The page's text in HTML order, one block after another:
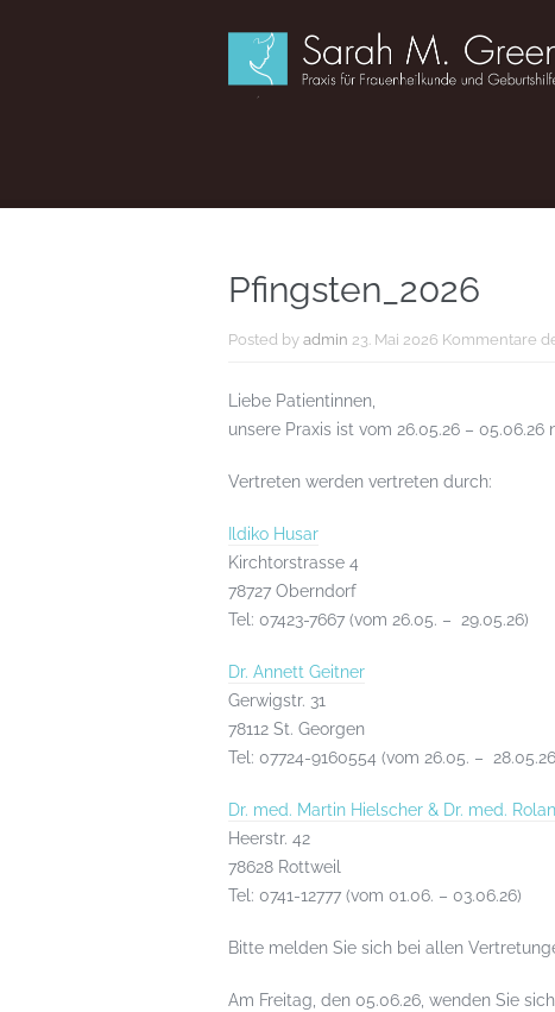
Pfingsten_2026
Posted by admin 23. Mai 2026 Kommentare
Liebe Patientinnen,
unsere Praxis ist vom 26.05.26 – 05.06.26
Vertreten werden vertreten durch:
Ildiko Husar
Kirchtorstrasse 4
78727 Oberndorf
Tel: 07423-7667 (vom 26.05. – 29.05.26)
Dr. Annett Geitner
Gerwigstr. 31
78112 St. Georgen
Tel: 07724-9160554 (vom 26.05. –
Dr. med. Martin Hielscher & Dr. med.
Heerstr. 42
78628 Rottweil
Tel: 0741-12777 (vom 01.06. – 03.06.26)
Bitte melden Sie sich bei allen
Am Freitag, den 05.06.26, wenden Sie